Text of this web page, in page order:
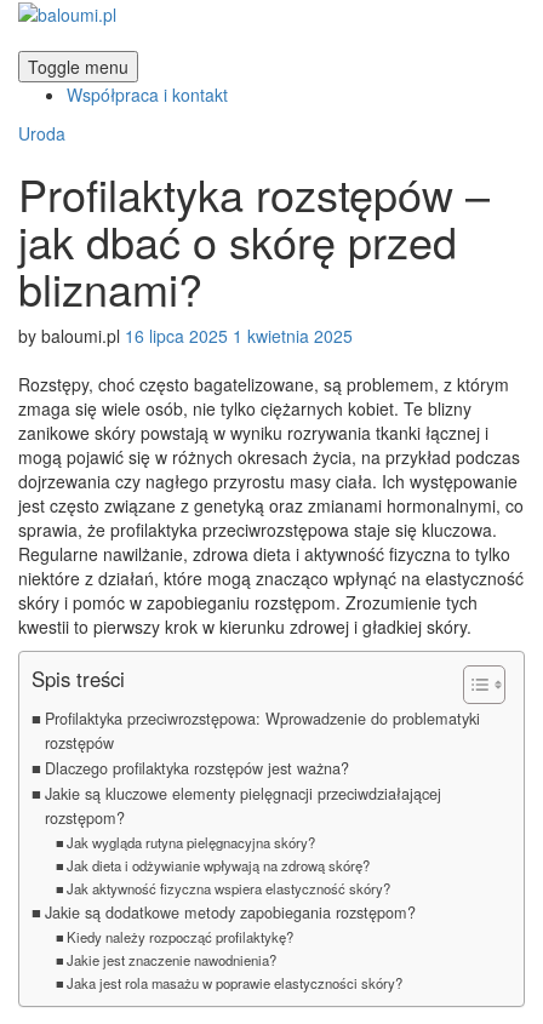
Toggle menu
Współpraca i kontakt
Categories
Uroda
Profilaktyka rozstępów –
jak dbać o skórę przed
bliznami?
by baloumi.pl Posted
16 lipca 2025 1 kwietnia 2025
Rozstępy, choć często bagatelizowane, są problemem, z którym
zmaga się wiele osób, nie tylko ciężarnych kobiet. Te blizny
zanikowe skóry powstają w wyniku rozrywania tkanki łącznej i
mogą pojawić się w różnych okresach życia, na przykład podczas
dojrzewania czy nagłego przyrostu masy ciała. Ich występowanie
jest często związane z genetyką oraz zmianami hormonalnymi, co
sprawia, że profilaktyka przeciwrozstępowa staje się kluczowa.
Regularne nawilżanie, zdrowa dieta i aktywność fizyczna to tylko
niektóre z działań, które mogą znacząco wpłynąć na elastyczność
skóry i pomóc w zapobieganiu rozstępom. Zrozumienie tych
kwestii to pierwszy krok w kierunku zdrowej i gładkiej skóry.
Spis treści
Profilaktyka przeciwrozstępowa: Wprowadzenie do problematyki
rozstępów
Dlaczego profilaktyka rozstępów jest ważna?
Jakie są kluczowe elementy pielęgnacji przeciwdziałającej
rozstępom?
Jak wygląda rutyna pielęgnacyjna skóry?
Jak dieta i odżywianie wpływają na zdrową skórę?
Jak aktywność fizyczna wspiera elastyczność skóry?
Jakie są dodatkowe metody zapobiegania rozstępom?
Kiedy należy rozpocząć profilaktykę?
Jakie jest znaczenie nawodnienia?
Jaka jest rola masażu w poprawie elastyczności skóry?